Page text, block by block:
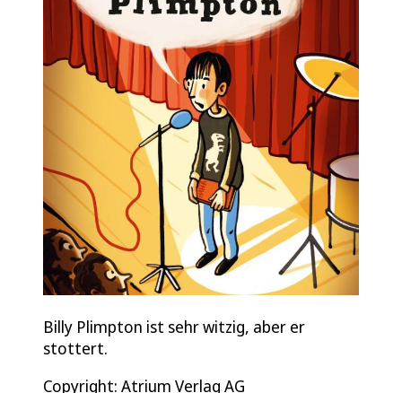
Billy Plimpton ist sehr witzig, aber er
stottert.
Copyright: Atrium Verlag AG